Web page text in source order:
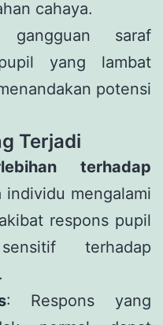
cahaya.
saraf
yang lambat
potensi
Terjadi
terhadap
individu mengalami
respons pupil
terhadap
: Respons yang